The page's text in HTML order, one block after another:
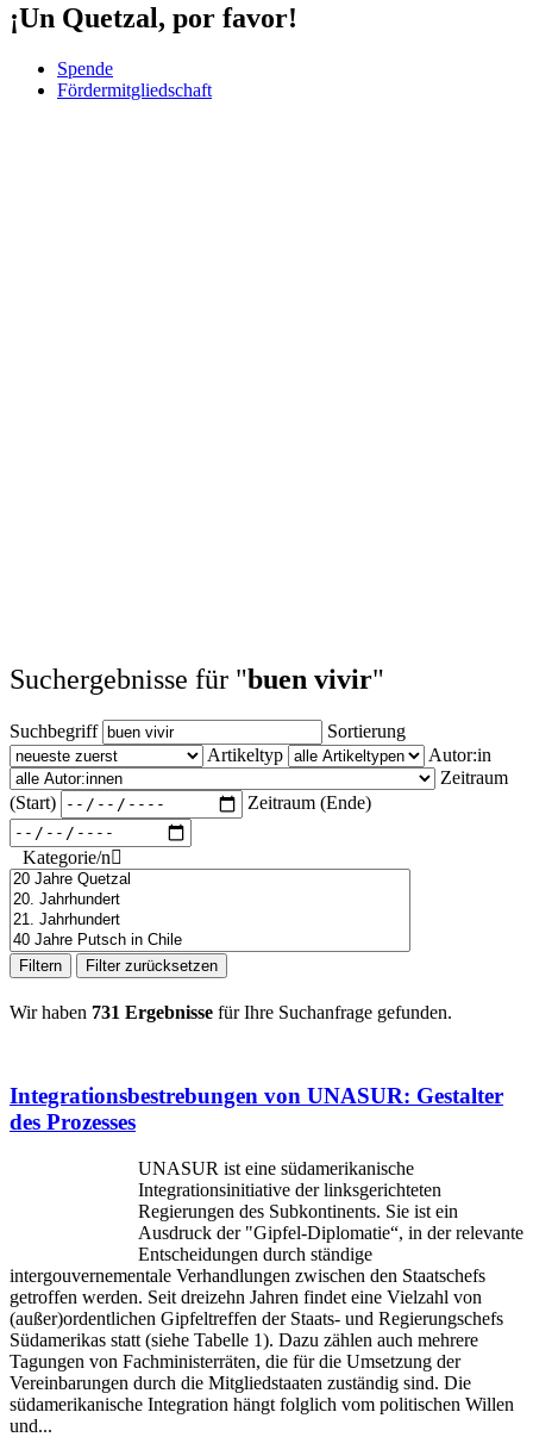
¡Un Quetzal, por favor!
Spende
Fördermitgliedschaft
Suchergebnisse für "buen vivir"
Suchbegriff
Sortierung
Artikeltyp
Autor:in
Zeitraum
(Start)
Zeitraum (Ende)
Kategorie/n
Filtern Filter zurücksetzen
Wir haben 731 Ergebnisse für Ihre Suchanfrage gefunden.
Integrationsbestrebungen von UNASUR: Gestalter
des Prozesses
UNASUR ist eine südamerikanische
Integrationsinitiative der linksgerichteten
Regierungen des Subkontinents. Sie ist ein
Ausdruck der "Gipfel-Diplomatie“, in der relevante
Entscheidungen durch ständige
intergouvernementale Verhandlungen zwischen den Staatschefs
getroffen werden. Seit dreizehn Jahren findet eine Vielzahl von
(außer)ordentlichen Gipfeltreffen der Staats- und Regierungschefs
Südamerikas statt (siehe Tabelle 1). Dazu zählen auch mehrere
Tagungen von Fachministerräten, die für die Umsetzung der
Vereinbarungen durch die Mitgliedstaaten zuständig sind. Die
südamerikanische Integration hängt folglich vom politischen Willen
und...